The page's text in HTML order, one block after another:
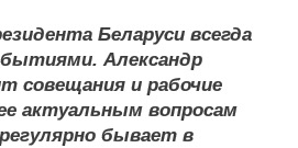
Беларуси всегда
Александр
совещания и рабочие
актуальным вопросам
бывает в